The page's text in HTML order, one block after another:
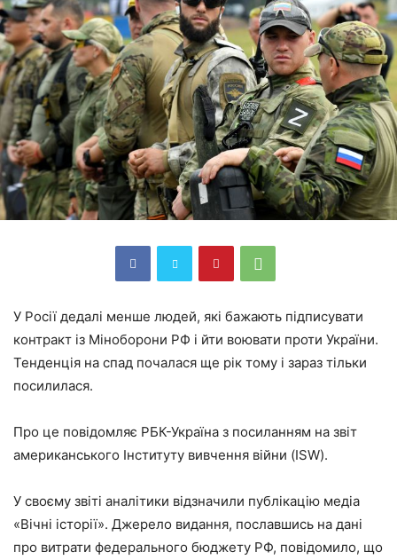
У Росії дедалі менше людей, які бажають підписувати
контракт із Міноборони РФ і йти воювати проти України.
Тенденція на спад почалася ще рік тому і зараз тільки
посилилася.
Про це повідомляє РБК-Україна з посиланням на звіт
американського Інституту вивчення війни (ISW).
У своєму звіті аналітики відзначили публікацію медіа
«Вічні історії». Джерело видання, пославшись на дані
про витрати федерального бюджету РФ, повідомило, що